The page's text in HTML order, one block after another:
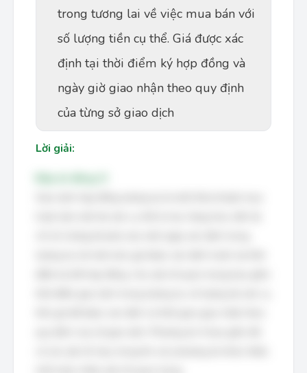
trong tương lai về việc mua bán với
số lượng tiền cụ thể. Giá được xác
định tại thời điểm ký hợp đồng và
ngày giờ giao nhận theo quy định
của từng sở giao dịch
Lời giải: